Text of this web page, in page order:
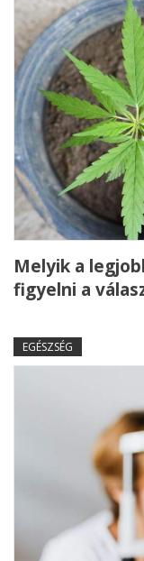
Melyik a
figyelni a
EGÉSZSÉG